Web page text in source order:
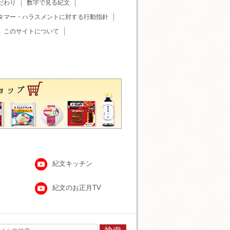
わり
数字で見る紀文
マー・ハラスメントに対する行動指針
このサイトについて
紀文キッチン
紀文のお正月TV